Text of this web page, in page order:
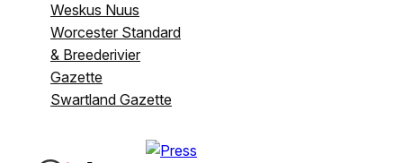
Weskus Nuus
Worcester Standard
& Breederivier
Gazette
Swartland Gazette